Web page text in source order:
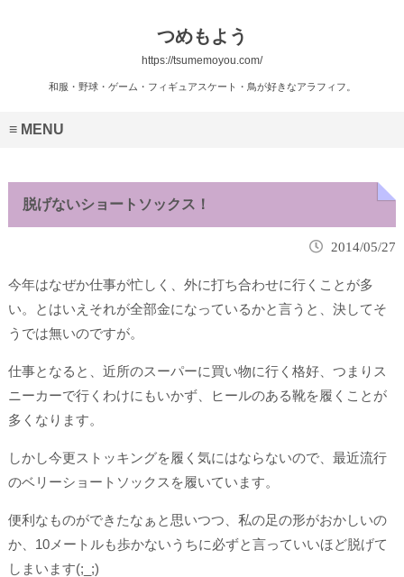
つめもよう
https://tsumemoyou.com/
和服・野球・ゲーム・フィギュアスケート・鳥が好きなアラフィフ。
MENU
脱げないショートソックス！
2014/05/27
今年はなぜか仕事が忙しく、外に打ち合わせに行くことが多
い。とはいえそれが全部金になっているかと言うと、決してそ
うでは無いのですが。
仕事となると、近所のスーパーに買い物に行く格好、つまりス
ニーカーで行くわけにもいかず、ヒールのある靴を履くことが
多くなります。
しかし今更ストッキングを履く気にはならないので、最近流行
のベリーショートソックスを履いています。
便利なものができたなぁと思いつつ、私の足の形がおかしいの
か、10メートルも歩かないうちに必ずと言っていいほど脱げて
しまいます(;_;)